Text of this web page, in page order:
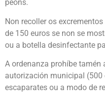
peóns.
Non recoller os
de 150 euros se non se
ou a botella desinfectante
A ordenanza prohíbe
autorización municipal (500
escaparates ou a modo de